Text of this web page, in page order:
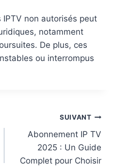
IPTV non autorisés peut
notamment
De plus, ces
ou interrompus
SUIVANT
Abonnement IP TV
2025 : Un Guide
Complet pour Choisir